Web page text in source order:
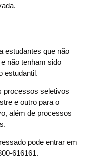
estudantes que não
não tenham sido
estudantil.
processos seletivos
e outro para o
além de processos
pode entrar em
616161.